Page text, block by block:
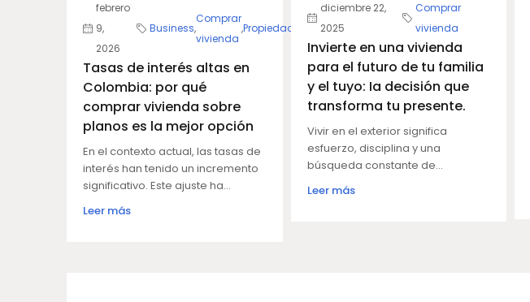
febrero
9,
2026
Business,
Comprar
vivienda
,Propiedad
Tasas de interés altas en
Colombia: por qué
comprar vivienda sobre
planos es la mejor opción
En el contexto actual, las tasas de
interés han tenido un incremento
significativo. Este ajuste ha...
Leer más
diciembre 22,
2025
Comprar
vivienda
Invierte en una vivienda
para el futuro de tu familia
y el tuyo: Ia decisión que
transforma tu presente.
Vivir en el exterior significa
esfuerzo, disciplina y una
búsqueda constante de...
Leer más